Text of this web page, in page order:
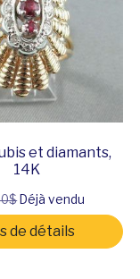
et diamants,
14K
Déjà vendu
de détails